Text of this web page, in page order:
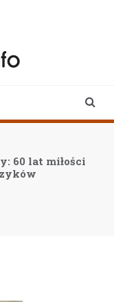
60 lat miłości